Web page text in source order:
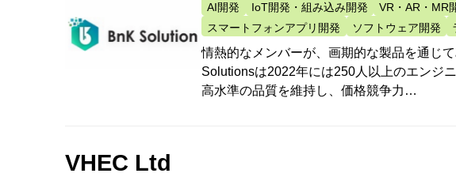
AI開発 IoT開発・組み込み開発 VR・AR・MR
スマートフォンアプリ開発
ソフトウェア開発
情熱的なメンバーが、画期的な製品を通じ
Solutionsは2022年には250人以上のエンジ
高水準の品質を維持し、価格競争力…
VHEC Ltd